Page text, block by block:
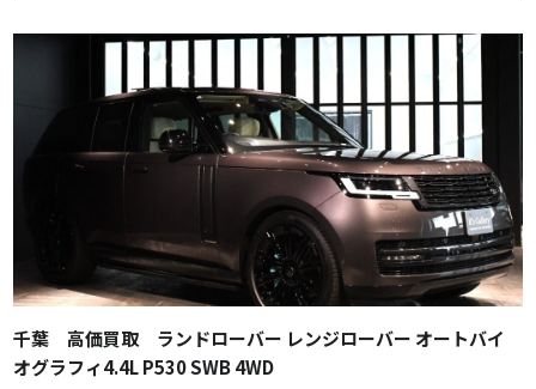
千葉 高価買取 ランドローバー レンジローバー オートバイ
オグラフィ4.4L P530 SWB 4WD